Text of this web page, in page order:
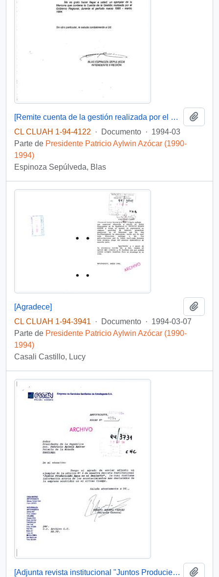
[Remite cuenta de la gestión realizada por el Gobierno Regional, Segunda Región, durante el período marzo 1990 - marzo 1994]
CL CLUAH 1-94-4122
· Documento · 1994-03
Parte de Presidente Patricio Aylwin Azócar (1990-
1994)
Espinoza Sepúlveda, Blas
[Agradece]
CL CLUAH 1-94-3941
· Documento · 1994-03-07
Parte de Presidente Patricio Aylwin Azócar (1990-
1994)
Casali Castillo, Lucy
[Adjunta revista institucional "Juntos Produciendo agua en el desierto"]